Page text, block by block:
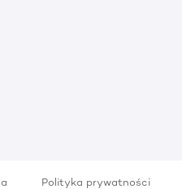
Polityka prywatności